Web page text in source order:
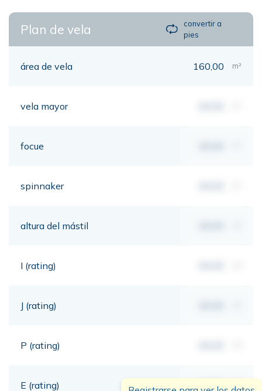
Plan de vela
convertir a
pies
área de vela 160,00 m²
vela mayor
focue
spinnaker
altura del mástil
I (rating)
J (rating)
P (rating)
E (rating) 00,00 mt